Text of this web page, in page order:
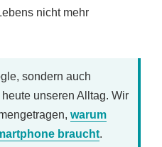
nicht mehr
sondern auch
unseren Alltag. Wir
warum
braucht.